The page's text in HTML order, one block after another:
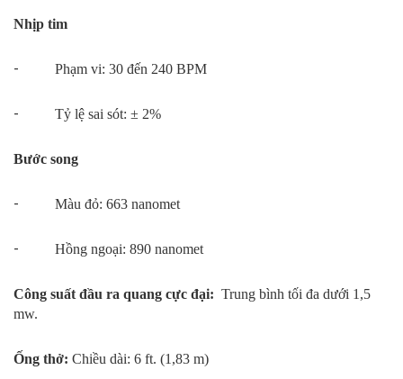
Nhịp tim
- Phạm vi: 30 đến 240 BPM
- Tỷ lệ sai sót: ± 2%
Bước song
- Màu đỏ: 663 nanomet
- Hồng ngoại: 890 nanomet
Công suất đầu ra quang cực đại: Trung bình tối đa dưới 1,5
mw.
Ống thở: Chiều dài: 6 ft. (1,83 m)